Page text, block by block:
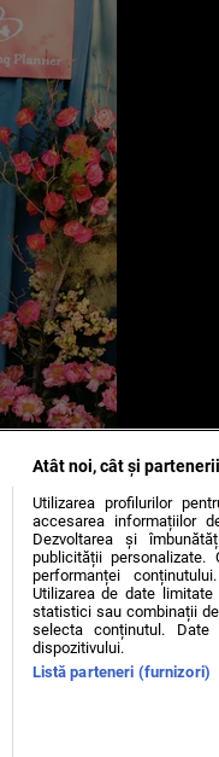
Atât noi, cât și
Utilizarea profilurilor
accesarea informațiilor
Dezvoltarea și
publicității personalizate.
performanței
Utilizarea de date
statistici sau combinații
selecta conținutul.
dispozitivului.
Listă parteneri (furnizori)